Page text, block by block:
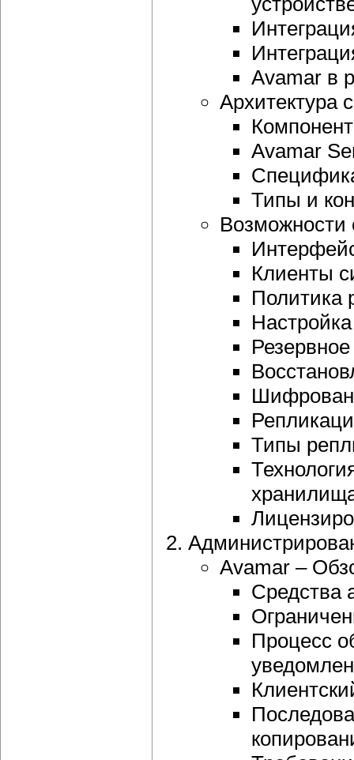
Avamar в
Архитектура
Avamar
Типы и
Возможности
Клиенты
Политика
Типы
Avamar –
Средства
Процесс